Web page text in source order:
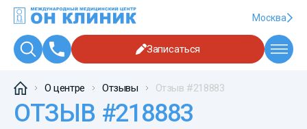
Москва
Записаться
О центре Отзывы Отзыв #218883
ОТЗЫВ #218883